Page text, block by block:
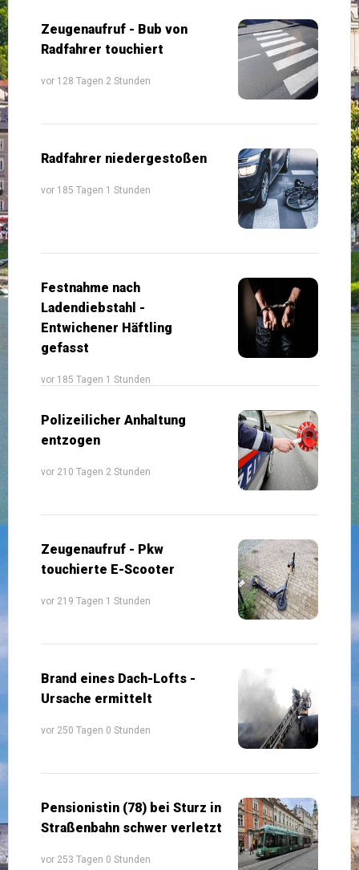
Zeugenaufruf - Bub von
Radfahrer touchiert
vor 128 Tagen 2 Stunden
Radfahrer niedergestoßen
vor 185 Tagen 1 Stunden
Festnahme nach
Ladendiebstahl -
Entwichener Häftling
gefasst
vor 185 Tagen 1 Stunden
Polizeilicher Anhaltung
entzogen
vor 210 Tagen 2 Stunden
Zeugenaufruf - Pkw
touchierte E-Scooter
vor 219 Tagen 1 Stunden
Brand eines Dach-Lofts -
Ursache ermittelt
vor 250 Tagen 0 Stunden
Pensionistin (78) bei Sturz in
Straßenbahn schwer verletzt
vor 253 Tagen 0 Stunden